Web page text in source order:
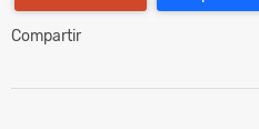
Compartir